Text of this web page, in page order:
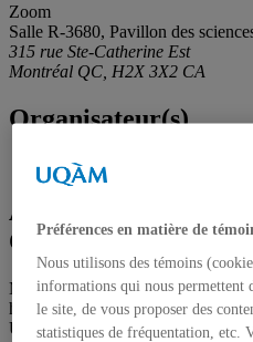
Zoom
Salle R-3680, Pavillon des
315 rue Ste-Catherine Est
Montréal QC, H2X 3X2 CA
Organisateur(s)
CRIDAQ
Assemblée générale
CRIDAQ 2025
Mercredi 17 septembre 2025 de
hybrideZoomSalle R-3680,
UQAM
Préférences en matière de
Nous utilisons des témoins
informations qui nous permettent
le site, de vous proposer des
statistiques de fréquentation, etc.